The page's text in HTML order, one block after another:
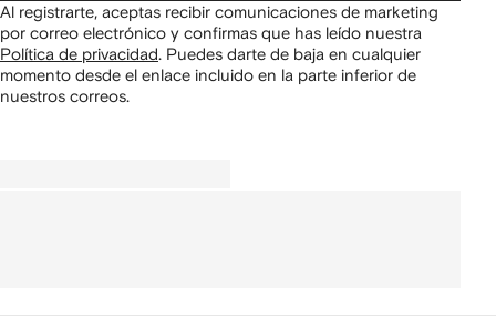
Al registrarte, aceptas recibir comunicaciones de marketing
por correo electrónico y confirmas que has leído nuestra
Política de privacidad. Puedes darte de baja en cualquier
momento desde el enlace incluido en la parte inferior de
nuestros correos.